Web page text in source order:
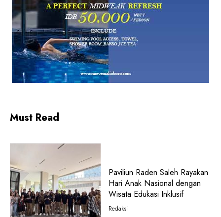
Must Read
Paviliun Raden Saleh Rayakan
Hari Anak Nasional dengan
Wisata Edukasi Inklusif
Redaksi